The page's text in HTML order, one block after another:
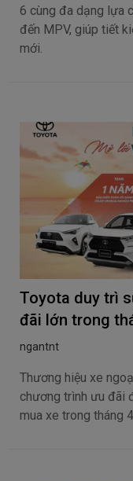
6 cùng đa dạng lựa
đến MPV, giúp tiết
mới.
Toyota duy trì
đãi lớn trong
ngantnt
Thương hiệu xe
chương trình ưu đãi
mua xe trong tháng